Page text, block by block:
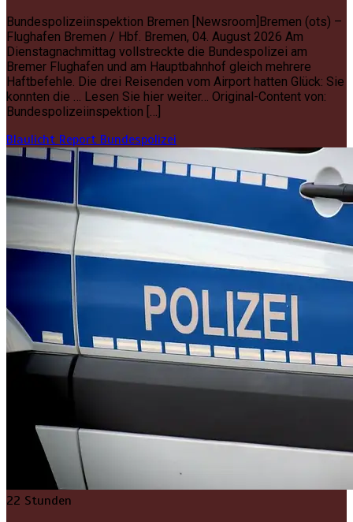
Bundespolizeiinspektion Bremen [Newsroom]Bremen (ots) –
Flughafen Bremen / Hbf. Bremen, 04. August 2026 Am
Dienstagnachmittag vollstreckte die Bundespolizei am
Bremer Flughafen und am Hauptbahnhof gleich mehrere
Haftbefehle. Die drei Reisenden vom Airport hatten Glück: Sie
konnten die … Lesen Sie hier weiter… Original-Content von:
Bundespolizeiinspektion […]
Blaulicht Report Bundespolizei
22 Stunden